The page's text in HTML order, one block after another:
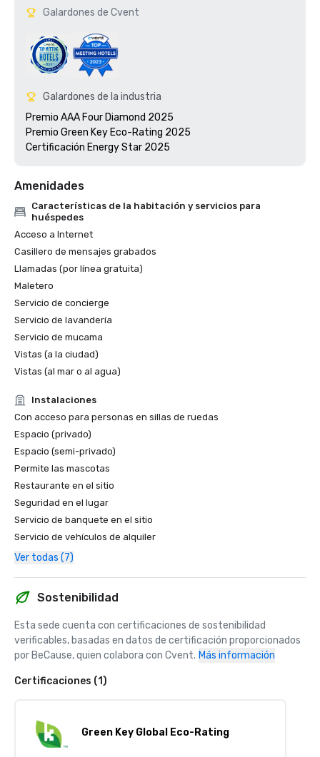
Galardones de Cvent
Galardones de la industria
Premio AAA Four Diamond 2025
Premio Green Key Eco-Rating 2025
Amenidades
Características de la habitación y servicios para
huéspedes
Acceso a Internet
Casillero de mensajes grabados
Llamadas (por línea gratuita)
Maletero
Servicio de concierge
Servicio de lavandería
Servicio de mucama
Vistas (a la ciudad)
Vistas (al mar o al agua)
Instalaciones
Con acceso para personas en sillas de ruedas
Espacio (privado)
Espacio (semi-privado)
Permite las mascotas
Restaurante en el sitio
Seguridad en el lugar
Servicio de banquete en el sitio
Servicio de vehículos de alquiler
Ver todas (7)
Sostenibilidad
Esta sede cuenta con certificaciones de sostenibilidad
verificables, basadas en datos de certificación proporcionados
por BeCause, quien colabora con Cvent. Más información
Certificaciones (1)
Green Key Global Eco-Rating